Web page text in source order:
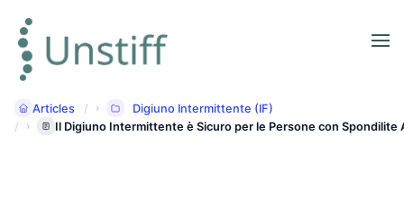
Articles
Digiuno Intermittente (IF)
Il Digiuno Intermittente è Sicuro per le Persone con Spondilite